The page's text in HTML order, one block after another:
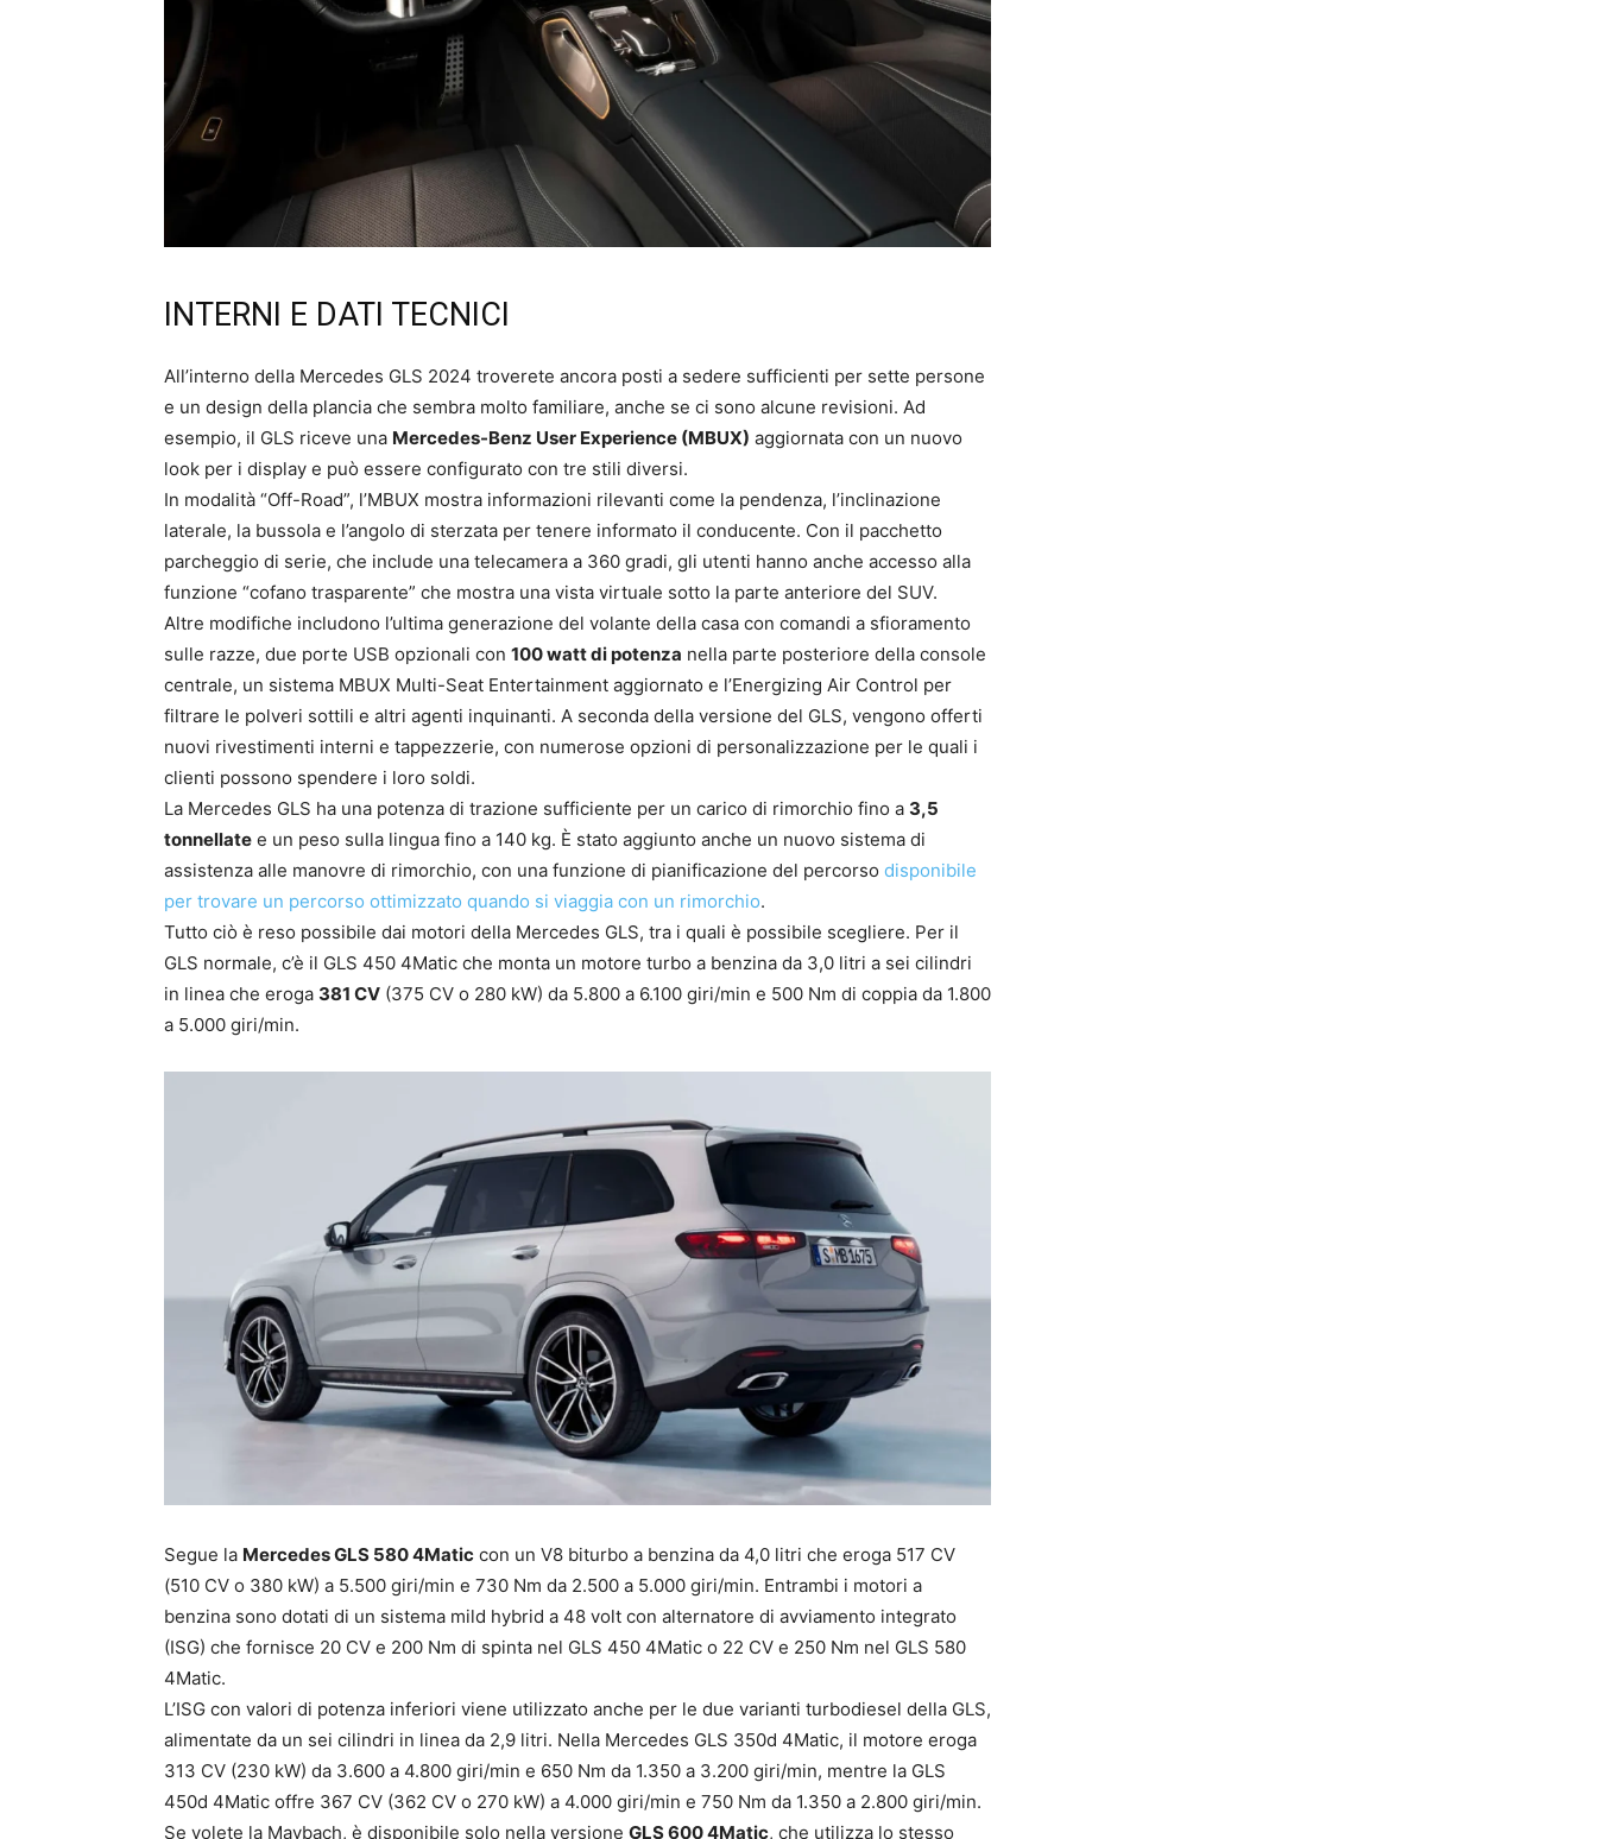
INTERNI E DATI TECNICI
All’interno della Mercedes GLS 2024 troverete ancora posti a sedere sufficienti per sette persone
e un design della plancia che sembra molto familiare, anche se ci sono alcune revisioni. Ad
esempio, il GLS riceve una Mercedes-Benz User Experience (MBUX) aggiornata con un nuovo
look per i display e può essere configurato con tre stili diversi.
In modalità “Off-Road”, l’MBUX mostra informazioni rilevanti come la pendenza, l’inclinazione
laterale, la bussola e l’angolo di sterzata per tenere informato il conducente. Con il pacchetto
parcheggio di serie, che include una telecamera a 360 gradi, gli utenti hanno anche accesso alla
funzione “cofano trasparente” che mostra una vista virtuale sotto la parte anteriore del SUV.
Altre modifiche includono l’ultima generazione del volante della casa con comandi a sfioramento
sulle razze, due porte USB opzionali con 100 watt di potenza nella parte posteriore della console
centrale, un sistema MBUX Multi-Seat Entertainment aggiornato e l’Energizing Air Control per
filtrare le polveri sottili e altri agenti inquinanti. A seconda della versione del GLS, vengono offerti
nuovi rivestimenti interni e tappezzerie, con numerose opzioni di personalizzazione per le quali i
clienti possono spendere i loro soldi.
La Mercedes GLS ha una potenza di trazione sufficiente per un carico di rimorchio fino a 3,5
tonnellate e un peso sulla lingua fino a 140 kg. È stato aggiunto anche un nuovo sistema di
assistenza alle manovre di rimorchio, con una funzione di pianificazione del percorso disponibile
per trovare un percorso ottimizzato quando si viaggia con un rimorchio.
Tutto ciò è reso possibile dai motori della Mercedes GLS, tra i quali è possibile scegliere. Per il
GLS normale, c’è il GLS 450 4Matic che monta un motore turbo a benzina da 3,0 litri a sei cilindri
in linea che eroga 381 CV (375 CV o 280 kW) da 5.800 a 6.100 giri/min e 500 Nm di coppia da 1.800
a 5.000 giri/min.
Segue la Mercedes GLS 580 4Matic con un V8 biturbo a benzina da 4,0 litri che eroga 517 CV
(510 CV o 380 kW) a 5.500 giri/min e 730 Nm da 2.500 a 5.000 giri/min. Entrambi i motori a
benzina sono dotati di un sistema mild hybrid a 48 volt con alternatore di avviamento integrato
(ISG) che fornisce 20 CV e 200 Nm di spinta nel GLS 450 4Matic o 22 CV e 250 Nm nel GLS 580
4Matic.
L’ISG con valori di potenza inferiori viene utilizzato anche per le due varianti turbodiesel della GLS,
alimentate da un sei cilindri in linea da 2,9 litri. Nella Mercedes GLS 350d 4Matic, il motore eroga
313 CV (230 kW) da 3.600 a 4.800 giri/min e 650 Nm da 1.350 a 3.200 giri/min, mentre la GLS
450d 4Matic offre 367 CV (362 CV o 270 kW) a 4.000 giri/min e 750 Nm da 1.350 a 2.800 giri/min.
Se volete la Maybach, è disponibile solo nella versione GLS 600 4Matic, che utilizza lo stesso